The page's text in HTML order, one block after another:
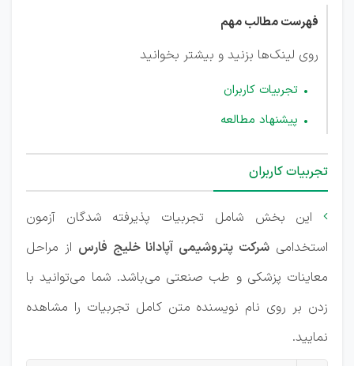
فهرست مطالب مهم
روی لینک‌ها بزنید و بیشتر بخوانید
تجربیات کاربران
پیشنهاد مطالعه
تجربیات کاربران

این بخش شامل تجربیات پذیرفته شدگان آزمون
استخدامی شرکت پتروشیمی آپادانا خلیج فارس از مراحل
معاینات پزشکی و طب صنعتی می‌باشد. شما می‌توانید با
زدن بر روی نام نویسنده متن کامل تجربیات را مشاهده
نمایید.